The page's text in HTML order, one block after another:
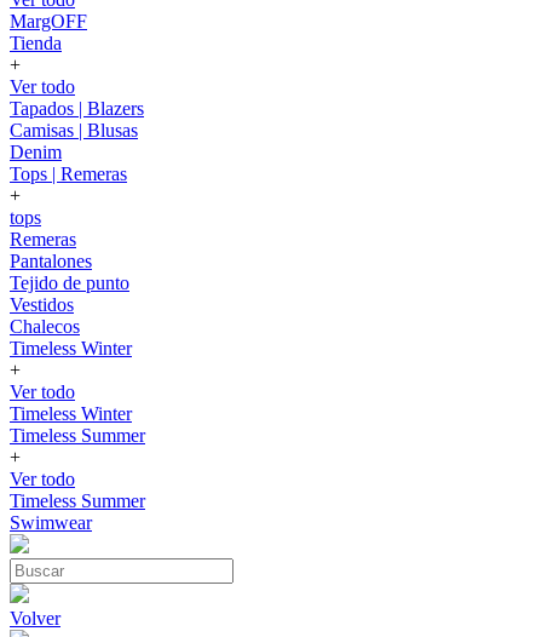
MargOFF
Tienda
+
Ver todo
Tapados | Blazers
Camisas | Blusas
Denim
Tops | Remeras
+
tops
Remeras
Pantalones
Tejido de punto
Vestidos
Chalecos
Timeless Winter
+
Ver todo
Timeless Winter
Timeless Summer
+
Ver todo
Timeless Summer
Swimwear
Volver